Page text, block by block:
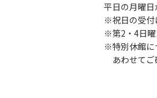
平日の月曜日
※祝日の受付
※第2・4日曜
※特別休館に
あわせてご